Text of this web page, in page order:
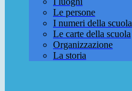
Le persone
I numeri della scuola
Le carte della scuola
Organizzazione
La storia